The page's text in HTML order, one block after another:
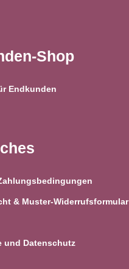
Shop
Endkunden
& Muster-Widerrufsformular
und Datenschutz